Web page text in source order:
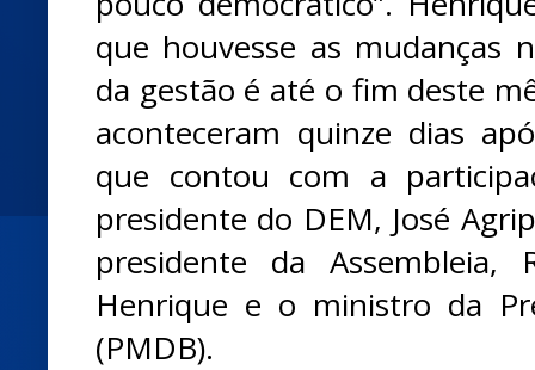
que houvesse as mudanças
da gestão é até o fim deste
aconteceram quinze dias
que contou com a
presidente do DEM, José
presidente da
Henrique e o ministro da
(PMDB).